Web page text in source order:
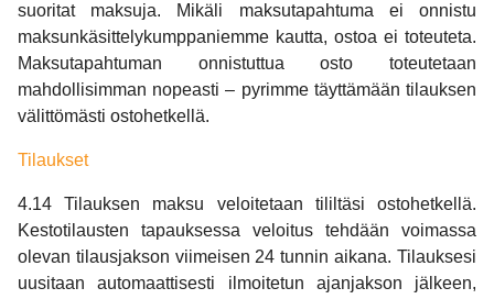
suoritat maksuja. Mikäli maksutapahtuma ei onnistu
maksunkäsittelykumppaniemme kautta, ostoa ei toteuteta.
Maksutapahtuman onnistuttua osto toteutetaan
mahdollisimman nopeasti – pyrimme täyttämään tilauksen
välittömästi ostohetkellä.
Tilaukset
4.14 Tilauksen maksu veloitetaan tililtäsi ostohetkellä.
Kestotilausten tapauksessa veloitus tehdään voimassa
olevan tilausjakson viimeisen 24 tunnin aikana. Tilauksesi
uusitaan automaattisesti ilmoitetun ajanjakson jälkeen,